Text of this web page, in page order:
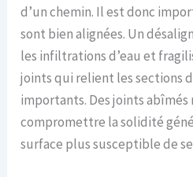
d’un chemin. Il est donc
sont bien alignées. Un
les infiltrations d’eau et
joints qui relient les sections
importants. Des joints
compromettre la solidité
surface plus susceptible de